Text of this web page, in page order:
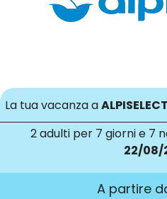
La tua vacanza a
2 adulti per 7 giorni e 7
22/08/
A partire